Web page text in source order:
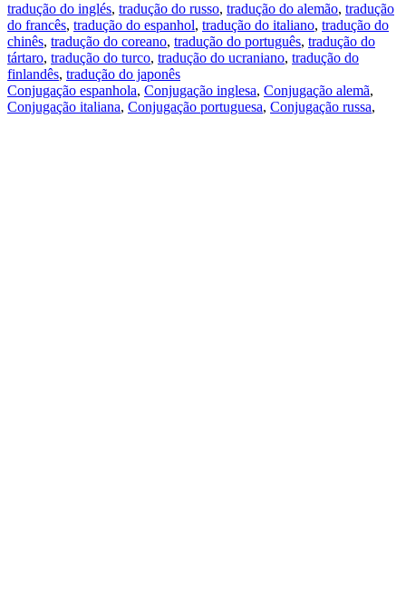
tradução do inglés, tradução do russo, tradução do alemão, tradução
do francês, tradução do espanhol, tradução do italiano, tradução do
chinês, tradução do coreano, tradução do português, tradução do
tártaro, tradução do turco, tradução do ucraniano, tradução do
finlandês, tradução do japonês
Conjugação espanhola, Conjugação inglesa, Conjugação alemã,
Conjugação italiana, Conjugação portuguesa, Conjugação russa,